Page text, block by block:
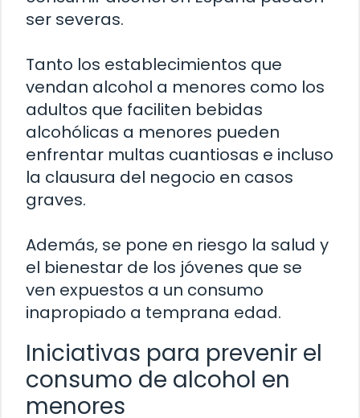
ser severas.
Tanto los establecimientos que
vendan alcohol a menores como los
adultos que faciliten bebidas
alcohólicas a menores pueden
enfrentar multas cuantiosas e incluso
la clausura del negocio en casos
graves.
Además, se pone en riesgo la salud y
el bienestar de los jóvenes que se
ven expuestos a un consumo
inapropiado a temprana edad.
Iniciativas para prevenir el
consumo de alcohol en
menores